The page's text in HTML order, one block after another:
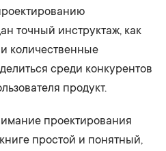
точный инструктаж, как
количественные
среди конкурентов
продукт.
проектирования
простой и понятный,